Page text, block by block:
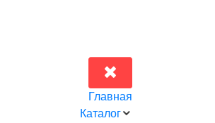
Главная
Каталог